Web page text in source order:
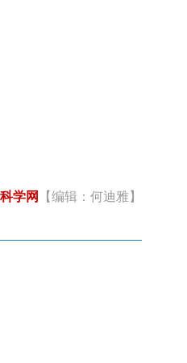
学网 【编辑：何迪雅】